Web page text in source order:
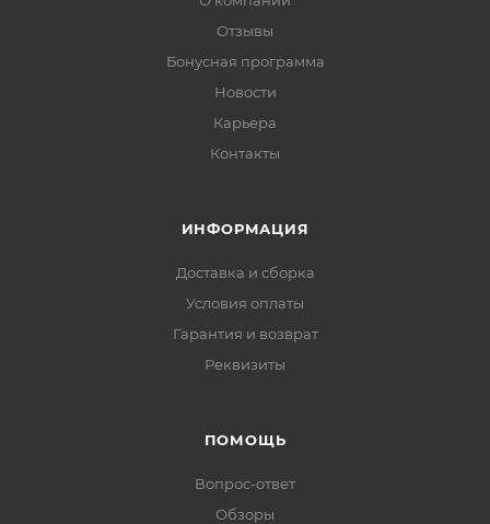
Отзывы
Бонусная программа
Новости
Карьера
Контакты
ИНФОРМАЦИЯ
Доставка и сборка
Условия оплаты
Гарантия и возврат
Реквизиты
ПОМОЩЬ
Вопрос-ответ
Обзоры